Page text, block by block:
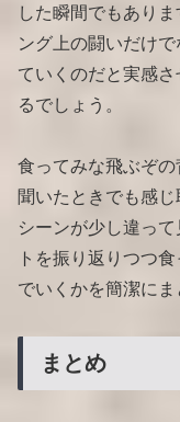
した瞬間でもあり
ング上の闘いだけ
ていくのだと実感
るでしょう。
食ってみな飛ぶぞ
聞いたときでも感
シーンが少し違っ
トを振り返りつつ
でいくかを簡潔にま
まとめ